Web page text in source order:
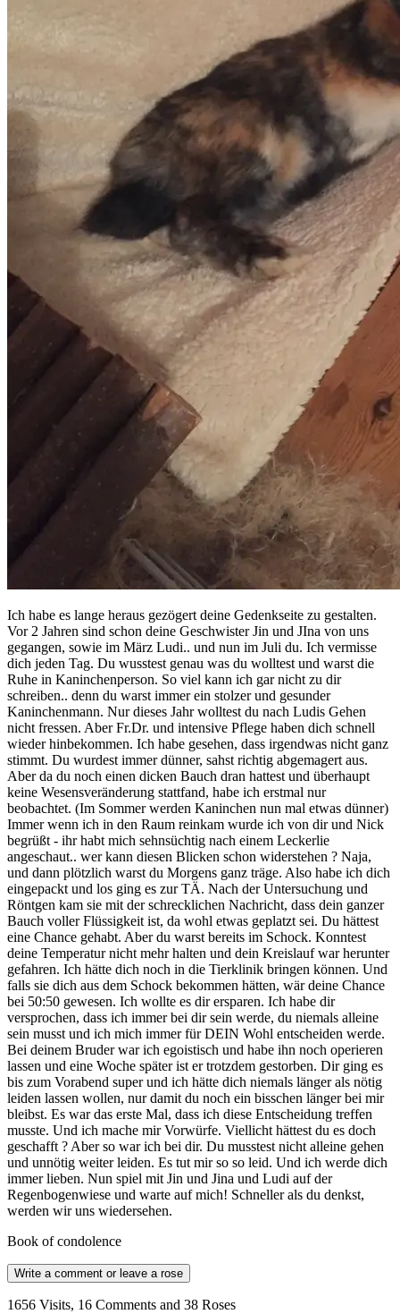
Ich habe es lange heraus gezögert deine Gedenkseite zu gestalten.
Vor 2 Jahren sind schon deine Geschwister Jin und JIna von uns
gegangen, sowie im März Ludi.. und nun im Juli du. Ich vermisse
dich jeden Tag. Du wusstest genau was du wolltest und warst die
Ruhe in Kaninchenperson. So viel kann ich gar nicht zu dir
schreiben.. denn du warst immer ein stolzer und gesunder
Kaninchenmann. Nur dieses Jahr wolltest du nach Ludis Gehen
nicht fressen. Aber Fr.Dr. und intensive Pflege haben dich schnell
wieder hinbekommen. Ich habe gesehen, dass irgendwas nicht ganz
stimmt. Du wurdest immer dünner, sahst richtig abgemagert aus.
Aber da du noch einen dicken Bauch dran hattest und überhaupt
keine Wesensveränderung stattfand, habe ich erstmal nur
beobachtet. (Im Sommer werden Kaninchen nun mal etwas dünner)
Immer wenn ich in den Raum reinkam wurde ich von dir und Nick
begrüßt - ihr habt mich sehnsüchtig nach einem Leckerlie
angeschaut.. wer kann diesen Blicken schon widerstehen ? Naja,
und dann plötzlich warst du Morgens ganz träge. Also habe ich dich
eingepackt und los ging es zur TÄ. Nach der Untersuchung und
Röntgen kam sie mit der schrecklichen Nachricht, dass dein ganzer
Bauch voller Flüssigkeit ist, da wohl etwas geplatzt sei. Du hättest
eine Chance gehabt. Aber du warst bereits im Schock. Konntest
deine Temperatur nicht mehr halten und dein Kreislauf war herunter
gefahren. Ich hätte dich noch in die Tierklinik bringen können. Und
falls sie dich aus dem Schock bekommen hätten, wär deine Chance
bei 50:50 gewesen. Ich wollte es dir ersparen. Ich habe dir
versprochen, dass ich immer bei dir sein werde, du niemals alleine
sein musst und ich mich immer für DEIN Wohl entscheiden werde.
Bei deinem Bruder war ich egoistisch und habe ihn noch operieren
lassen und eine Woche später ist er trotzdem gestorben. Dir ging es
bis zum Vorabend super und ich hätte dich niemals länger als nötig
leiden lassen wollen, nur damit du noch ein bisschen länger bei mir
bleibst. Es war das erste Mal, dass ich diese Entscheidung treffen
musste. Und ich mache mir Vorwürfe. Viellicht hättest du es doch
geschafft ? Aber so war ich bei dir. Du musstest nicht alleine gehen
und unnötig weiter leiden. Es tut mir so so leid. Und ich werde dich
immer lieben. Nun spiel mit Jin und Jina und Ludi auf der
Regenbogenwiese und warte auf mich! Schneller als du denkst,
werden wir uns wiedersehen.
Book of condolence
Write a comment or leave a rose
1656 Visits, 16 Comments and 38 Roses